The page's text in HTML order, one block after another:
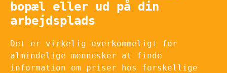
bopæl eller ud på din
arbejdsplads
Det er virkelig overkommeligt for
almindelige mennesker at finde
information om priser hos forskellige